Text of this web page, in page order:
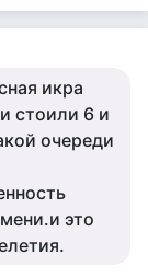
икра
стоили 6 и
очереди
это